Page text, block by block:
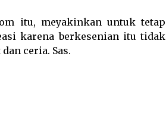
itu, meyakinkan untuk tetap
karena berkesenian itu tidak
ceria. Sas.